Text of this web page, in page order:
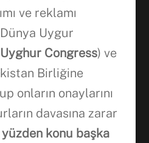
ve reklamı
Uygur
Congress) ve
Birliğine
onların onaylarını
davasına zarar
yüzden konu başka